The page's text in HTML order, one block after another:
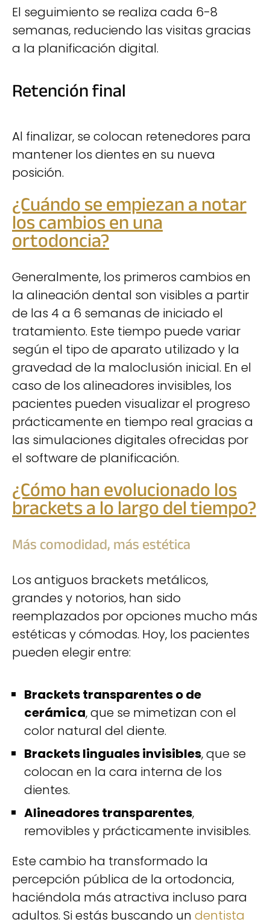
El seguimiento se realiza cada 6-8
semanas, reduciendo las visitas gracias
a la planificación digital.
Retención final
Al finalizar, se colocan retenedores para
mantener los dientes en su nueva
posición.
¿Cuándo se empiezan a notar
los cambios en una
ortodoncia?
Generalmente, los primeros cambios en
la alineación dental son visibles a partir
de las 4 a 6 semanas de iniciado el
tratamiento. Este tiempo puede variar
según el tipo de aparato utilizado y la
gravedad de la maloclusión inicial. En el
caso de los alineadores invisibles, los
pacientes pueden visualizar el progreso
prácticamente en tiempo real gracias a
las simulaciones digitales ofrecidas por
el software de planificación.
¿Cómo han evolucionado los
brackets a lo largo del tiempo?
Más comodidad, más estética
Los antiguos brackets metálicos,
grandes y notorios, han sido
reemplazados por opciones mucho más
estéticas y cómodas. Hoy, los pacientes
pueden elegir entre:
Brackets transparentes o de
cerámica, que se mimetizan con el
color natural del diente.
Brackets linguales invisibles, que se
colocan en la cara interna de los
dientes.
Alineadores transparentes,
removibles y prácticamente invisibles.
Este cambio ha transformado la
percepción pública de la ortodoncia,
haciéndola más atractiva incluso para
adultos. Si estás buscando un dentista